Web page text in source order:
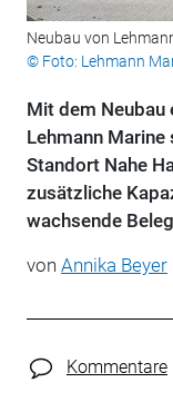
Neubau von
© Foto: Lehmann
Mit dem Neubau
Lehmann
Standort Nahe
zusätzliche
wachsende
von Annika Beyer
Kommentare